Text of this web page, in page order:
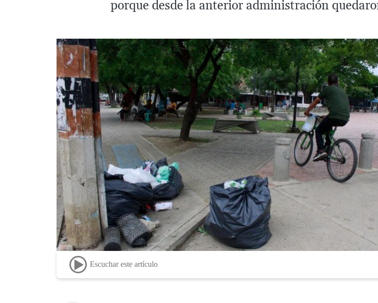
porque desde la anterior administración
Escuchar este artículo